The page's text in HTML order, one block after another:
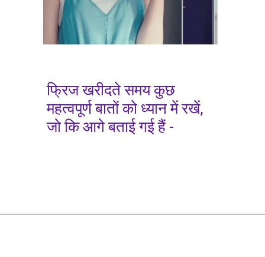
फ्रिज खरीदते समय कुछ
महत्वपूर्ण बातों को ध्यान में रखें,
जो कि आगे बताई गई हैं -